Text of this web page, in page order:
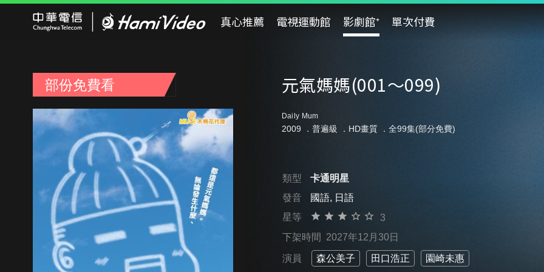
真心推薦 電視運動館 影劇館⁺ 單次付費
部份免費看 元氣媽媽(001～099)
Daily Mum
2009 ． 普遍級 ．HD畫質 ．全99集(部分免費)
類型
卡通明星
發音
國語, 日語
星等
3
下架時間 2027年12月30日
演員 森公美子 田口浩正 園崎未惠